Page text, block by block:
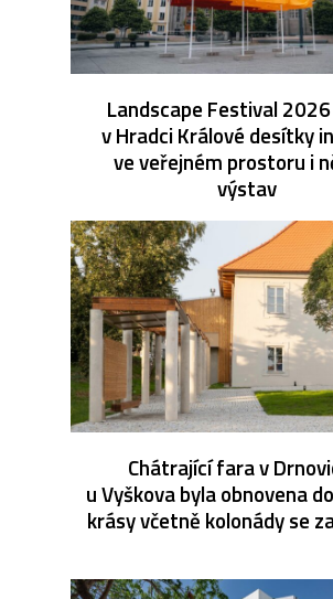
Landscape Festival
v Hradci Králové desítky
ve veřejném prostoru i
výstav
Chátrající fara v
u Vyškova byla obnovena
krásy včetně kolonády se